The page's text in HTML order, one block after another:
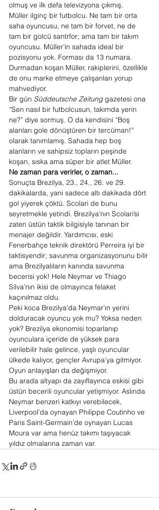
olmuş ve ilk defa televizyona çıkmış.
Müller ilginç bir futbolcu. Ne tam bir orta
saha oyuncusu, ne tam bir forvet, ne de
tam bir golcü santrfor; ama tam bir takım
oyuncusu. Müller’in sahada ideal bir
pozisyonu yok. Forması da 13 numara.
Durmadan koşan Müller, rakiplerini, özellikle
de onu marke etmeye çalışanları yorup
mahvediyor.
Bir gün Süddeutsche Zeitung gazetesi ona
“Sen nasıl bir futbolcusun, takımda yerin
ne?” diye sormuş. O da kendisini “Boş
alanları gole dönüştüren bir tercüman!”
olarak tanımlamış. Sahada hep boş
alanların ve sahipsiz topların peşinde
koşan, sıska ama süper bir atlet Müller.
Ne zaman para verirler, o zaman...
Sonuçta Brezilya, 23., 24., 26. ve 29.
dakikalarda, yani sadece altı dakikada dört
gol yiyerek çöktü. Scolari de bunu
seyretmekle yetindi. Brezilya’nın Scolari’si
zaten üstün taktik bilgisiyle tanınan bir
menajer değildir. Yardımcısı, eski
Fenerbahçe teknik direktörü Perreira iyi bir
taktisyendir; savunma organizasyonunu bilir
ama Brezilyalıların kanında savunma
becerisi yok! Hele Neymar ve Thiago
Silva’nın ikisi de olmayınca felaket
kaçınılmaz oldu.
Peki koca Brezilya’da Neymar’ın yerini
dolduracak oyuncu yok mu? Yoksa neden
yok? Brezilya ekonomisi toparlanıp
oyunculara içeride de yüksek para
verilebilir hale gelince, yaşlı oyuncular
ülkede kalıyor, gençler Avrupa’ya gitmiyor.
Oyun anlayışları da değişmiyor.
Bu arada altyapı da zayıflayınca eskisi gibi
üstün becerili oyuncular yetişmiyor. Aslında
Neymar benzeri katkıyı verebilecek,
Liverpool’da oynayan Philippe Coutinho ve
Paris Saint-Germain’de oynayan Lucas
Moura var ama henüz takımı taşıyacak
yıldız olmalarına zaman var.